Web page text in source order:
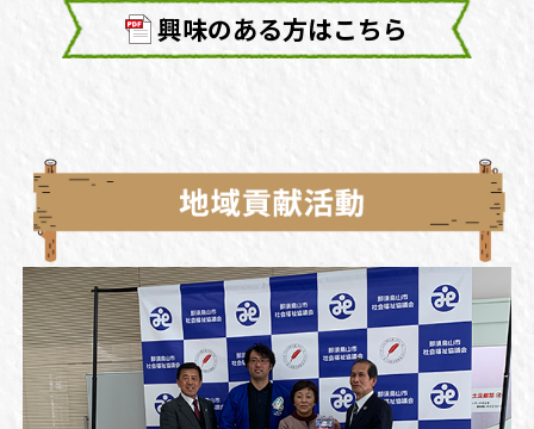
興味のある方はこちら